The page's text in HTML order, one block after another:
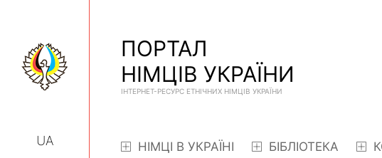
UA
ПОРТАЛ
НІМЦІВ УКРАЇНИ
ІНТЕРНЕТ-РЕСУРС ЕТНІЧНИХ НІМЦІВ УКРАЇНИ
НІМЦІ В УКРАЇНІ БІБЛІОТЕКА